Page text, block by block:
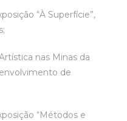
“À Superfície”,
nas Minas da
de
“Métodos e